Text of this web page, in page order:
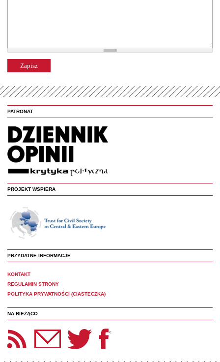
PATRONAT
PROJEKT WSPIERA
PRZYDATNE INFORMACJE
KONTAKT
REGULAMIN STRONY
POLITYKA PRYWATNOŚCI (CIASTECZKA)
NA BIEŻĄCO
Panoptyka Facebook <